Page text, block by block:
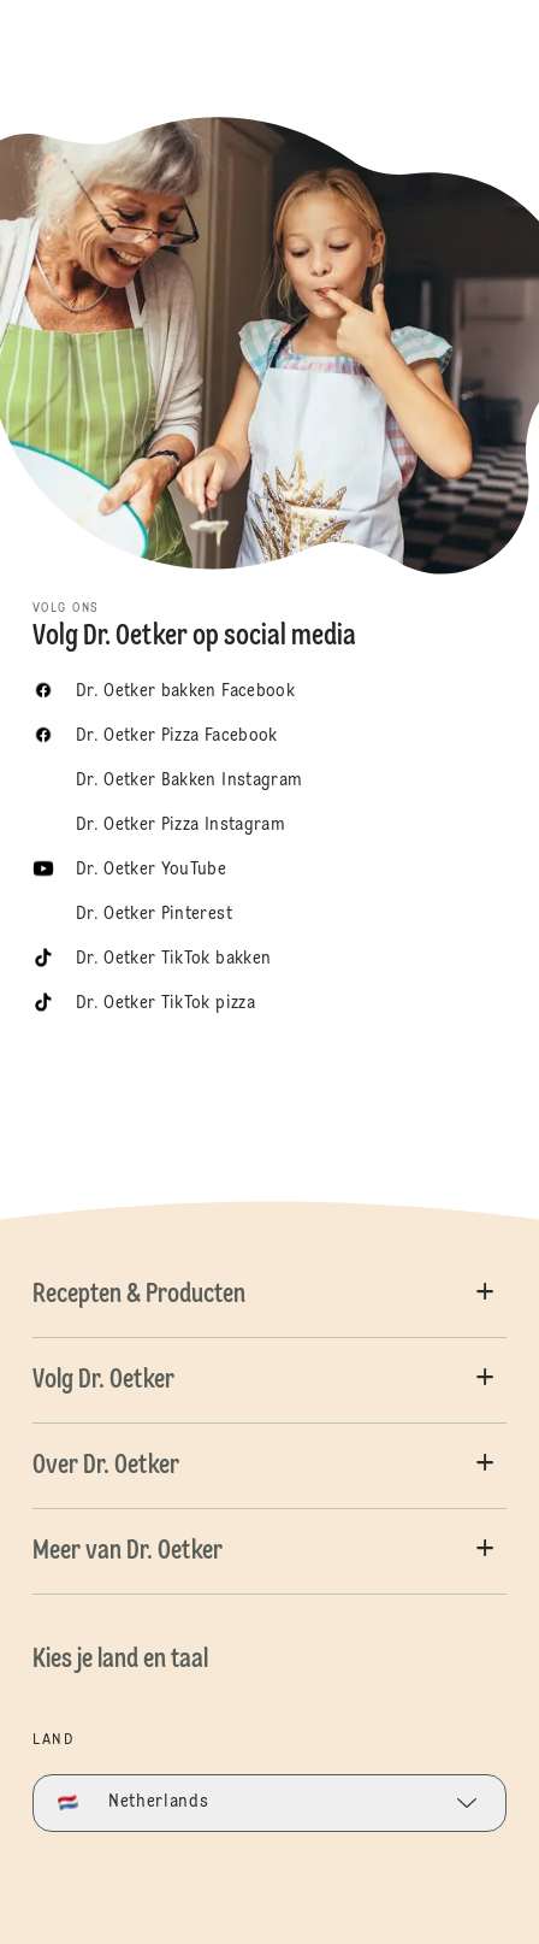
VOLG ONS
Volg Dr. Oetker op social media
Dr. Oetker bakken Facebook
Dr. Oetker Pizza Facebook
Dr. Oetker Bakken Instagram
Dr. Oetker Pizza Instagram
Dr. Oetker YouTube
Dr. Oetker Pinterest
Dr. Oetker TikTok bakken
Dr. Oetker TikTok pizza
Recepten & Producten
Volg Dr. Oetker
Over Dr. Oetker
Meer van Dr. Oetker
Kies je land en taal
LAND
Netherlands